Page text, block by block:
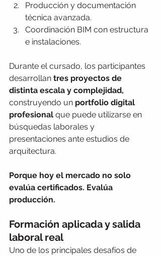
Producción y documentación
técnica avanzada.
Coordinación BIM con estructura
e instalaciones.
Durante el cursado, los participantes
desarrollan tres proyectos de
distinta escala y complejidad,
construyendo un portfolio digital
profesional que puede utilizarse en
búsquedas laborales y
presentaciones ante estudios de
arquitectura.
Porque hoy el mercado no solo
evalúa certificados. Evalúa
producción.
Formación aplicada y salida
laboral real
Uno de los principales desafíos de